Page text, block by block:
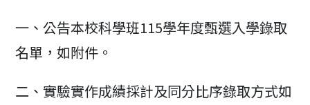
一、公告本校科學班115學年度甄選入學錄取
名單，如附件。
二、實驗實作成績採計及同分比序錄取方式如